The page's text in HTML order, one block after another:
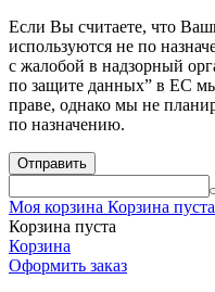
Если Вы считаете, что
используются не по
с жалобой в надзорный
по защите данных” в ЕС
праве, однако мы не
по назначению.
Отправить
Моя корзина Корзина пуста
Корзина пуста
Корзина
Оформить заказ